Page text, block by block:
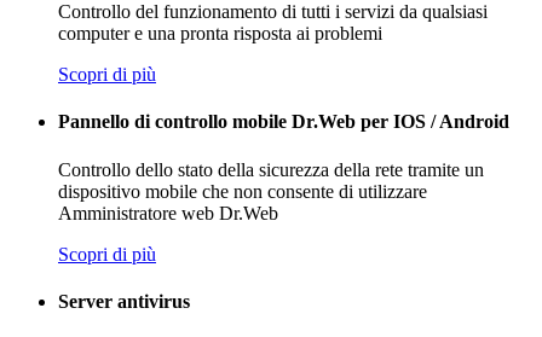
Controllo del funzionamento di tutti i servizi da qualsiasi
computer e una pronta risposta ai problemi
Scopri di più
Pannello di controllo mobile Dr.Web per IOS / Android
Controllo dello stato della sicurezza della rete tramite un
dispositivo mobile che non consente di utilizzare
Amministratore web Dr.Web
Scopri di più
Server antivirus